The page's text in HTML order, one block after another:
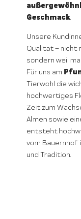
Geschmack.
Unsere
Qualität – nicht
sondern weil
Für uns am
Tierwohl die
hochwertiges
Zeit zum
Almen sowie
entsteht
vom Bauernhof
und Tradition.